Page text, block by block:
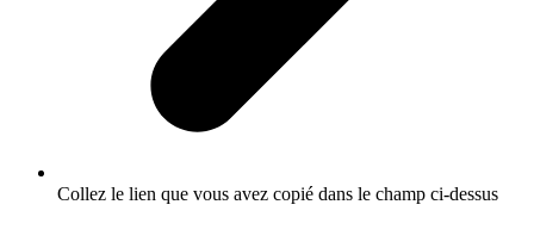
Collez le lien que vous avez copié dans le champ ci-dessus